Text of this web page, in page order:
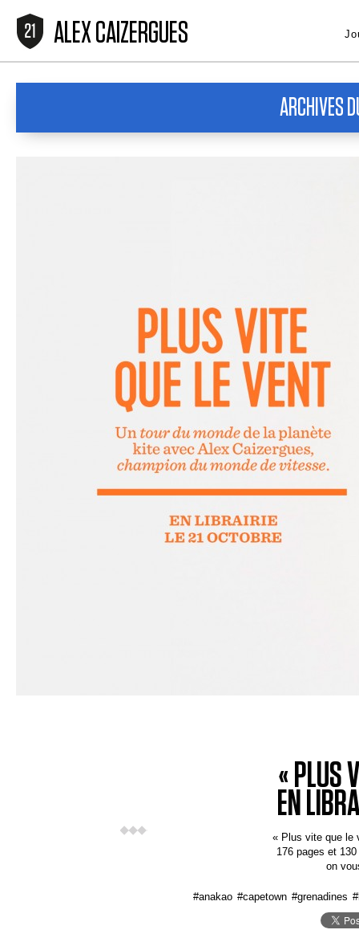
ALEX CAIZERGUES
ARCHIVES
« PLUS
EN
« Plus vite que le
176 pages et
on
#anakao #capetown #grenadines